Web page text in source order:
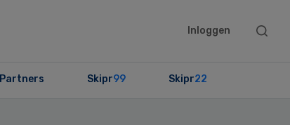
Inloggen
Search
Partners Skipr99 Skipr22